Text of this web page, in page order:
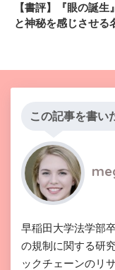
【書評】『眼の誕
と神秘を感じさせる
この記事を書い
早稲田大学法学部
の規制に関する研
ックチェーンのリ